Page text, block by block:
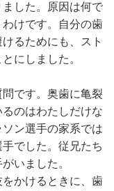
した。原因は何で
けです。自分の歯
るためにも、スト
にしました。
です。奥歯に亀裂
のはわたしだけな
ン選手の家系では
でした。従兄たち
いました。
かけるときに、歯